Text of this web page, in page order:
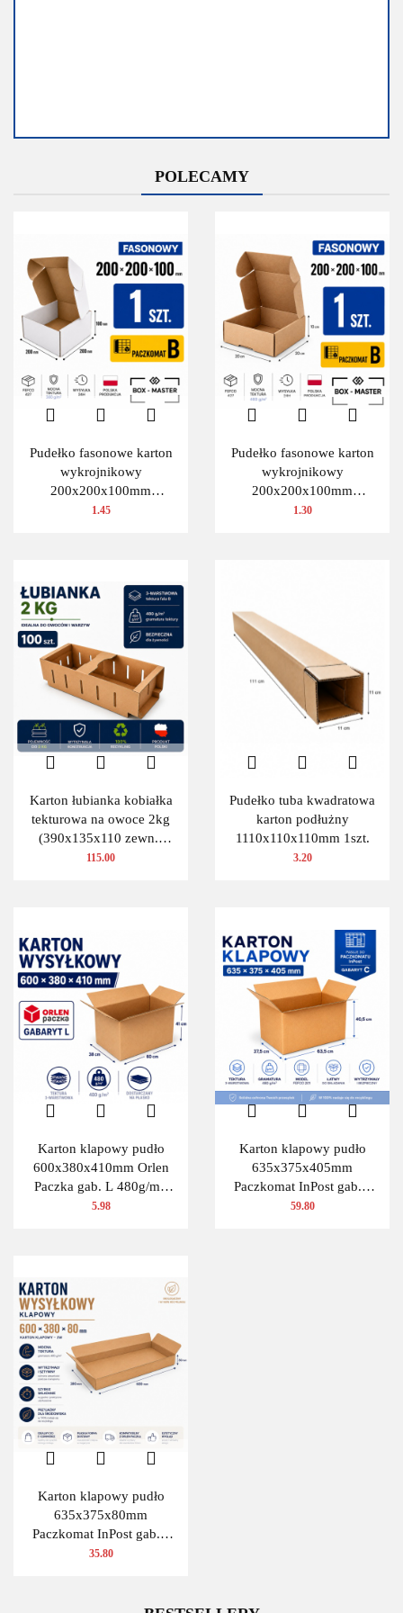
Dostępność
Średnia
Do końca promocji
pozostało
Dostępność
promocji
pozostało
POLECAMY
Pudełko fasonowe karton
wykrojnikowy
200x200x100mm
(wymiary wewnętrzne) 1
1.45
Pudełko fasonowe karton
wykrojnikowy
200x200x100mm
(wymiary wewnętrzne) 1
1.30
Karton łubianka kobiałka
tekturowa na owoce 2kg
(390x135x110 zewn.)
100 szt.
115.00
Pudełko tuba kwadratowa
karton podłużny
1110x110x110mm 1szt.
3.20
Karton klapowy pudło
600x380x410mm Orlen
Paczka gab. L 480g/m2
3W 1 szt.
5.98
Karton klapowy pudło
635x375x405mm
Paczkomat InPost gab.C
480g/m2 3W 10 szt.
59.80
Karton klapowy pudło
635x375x80mm
Paczkomat InPost gab.A
480g/m2 3W 10 szt.
35.80